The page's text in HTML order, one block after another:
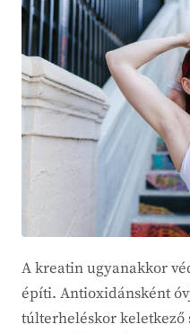
A kreatin ugyanakkor
építi. Antioxidánsként
túlterheléskor keletkező